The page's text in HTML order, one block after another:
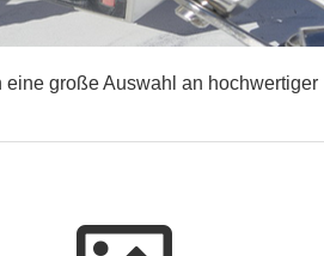
große Auswahl an hochwertiger